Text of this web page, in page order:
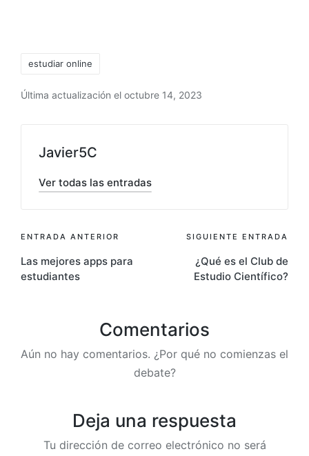
estudiar online
Última actualización el octubre 14, 2023
Javier5C
Ver todas las entradas
ENTRADA ANTERIOR
Las mejores apps para
estudiantes
SIGUIENTE ENTRADA
¿Qué es el Club de
Estudio Científico?
Comentarios
Aún no hay comentarios. ¿Por qué no comienzas el
debate?
Deja una respuesta
Tu dirección de correo electrónico no será